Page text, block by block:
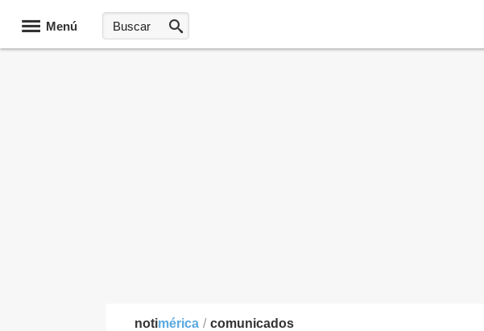
Menú
notimérica / comunicados